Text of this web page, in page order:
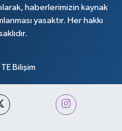
haberlerimizin kaynak
yasaktır. Her hakkı
TE Bilişim